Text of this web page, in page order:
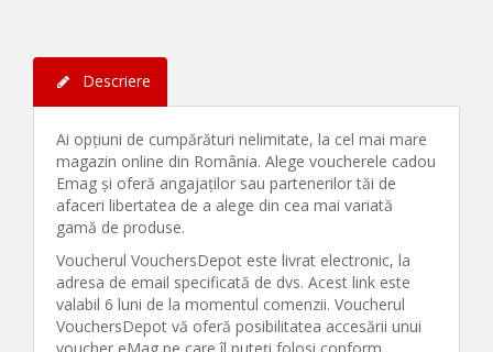
Descriere
Ai opțiuni de cumpărături nelimitate, la cel mai mare
magazin online din România. Alege voucherele cadou
Emag și oferă angajaților sau partenerilor tăi de
afaceri libertatea de a alege din cea mai variată
gamă de produse.
Voucherul VouchersDepot este livrat electronic, la
adresa de email specificată de dvs. Acest link este
valabil 6 luni de la momentul comenzii. Voucherul
VouchersDepot vă oferă posibilitatea accesării unui